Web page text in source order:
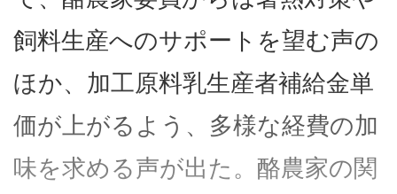
飼料生産へのサポートを望む声の
ほか、加工原料乳生産者補給金単
価が上がるよう、多様な経費の加
味を求める声が出た。酪農家の関